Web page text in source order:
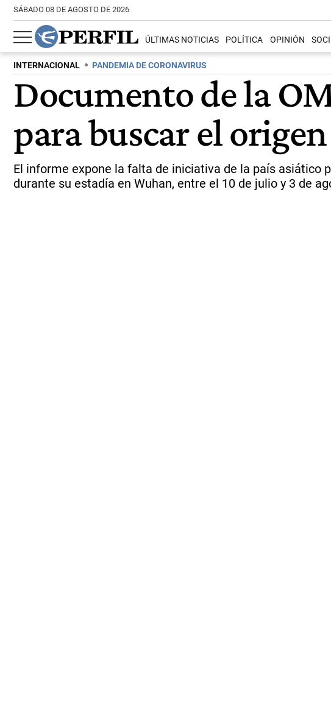
SÁBADO 08 DE AGOSTO DE 2026
ÚLTIMAS NOTICIAS POLÍTICA OPINIÓN
INTERNACIONAL PANDEMIA DE CORONAVIRUS
Documento de la
para buscar el
El informe expone la falta de iniciativa de la país asiático
durante su estadía en Wuhan, entre el 10 de julio y 3 de